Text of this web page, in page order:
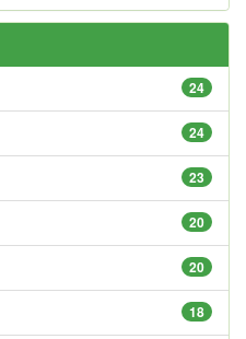
24
24
23
20
20
18